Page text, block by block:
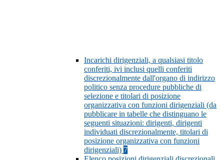
Incarichi dirigenziali, a qualsiasi titolo
conferiti, ivi inclusi quelli conferiti
discrezionalmente dall'organo di indirizzo
politico senza procedure pubbliche di
selezione e titolari di posizione
organizzativa con funzioni dirigenziali (da
pubblicare in tabelle che distinguano le
seguenti situazioni: dirigenti, dirigenti
individuati discrezionalmente, titolari di
posizione organizzativa con funzioni
dirigenziali) 7